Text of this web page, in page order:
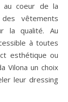
au coeur de la
vêtements
la qualité. Au
à toutes
esthétique ou
Vilona un choix
leur dressing